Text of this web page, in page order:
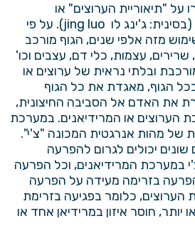
על "תיאוריית הערוצים" או
ג'ינג לו jing luo). על פי
מזה אלפי שנים, הגוף מורכב
שרירים, עצמות, כלי דם, עצבים וכו'
ובלתי נראית של ערוצים או
הגוף, מאגדת את כל הגוף
את האדם אל הסביבה החיצונית,
הערוצים או המרידיאנים. במערכת
של מהות אנרגטית המכונה "צ'י".
שונים יכולים לגרום להפרעה
במערכת המרידיאנים, וכל הפרעה
בזרימה מעידה על הפרעה
הערוצים, כלומר בפגיעה בזרימת
יותר, חוסר איזון במרידיאן אחד או